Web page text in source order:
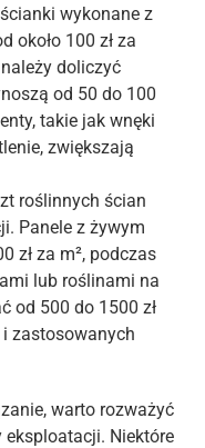
ścianki wykonane z
około 100 zł za
doliczyć
od 50 do 100
takie jak wnęki
zwiększają
roślinnych ścian
Panele z żywym
zł za m², podczas
lub roślinami na
od 500 do 1500 zł
zastosowanych
warto rozważyć
eksploatacji. Niektóre